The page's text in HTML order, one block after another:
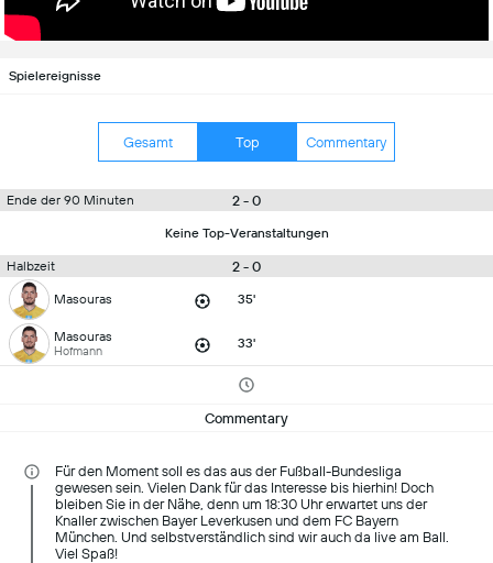
Spielereignisse
Gesamt Top Commentary
Ende der 90 Minuten 2 - 0
Keine Top-Veranstaltungen
Halbzeit 2 - 0
Masouras 35'
Masouras
Hofmann 33'
Commentary
Für den Moment soll es das aus der Fußball-Bundesliga
gewesen sein. Vielen Dank für das Interesse bis hierhin! Doch
bleiben Sie in der Nähe, denn um 18:30 Uhr erwartet uns der
Knaller zwischen Bayer Leverkusen und dem FC Bayern
München. Und selbstverständlich sind wir auch da live am Ball.
Viel Spaß!